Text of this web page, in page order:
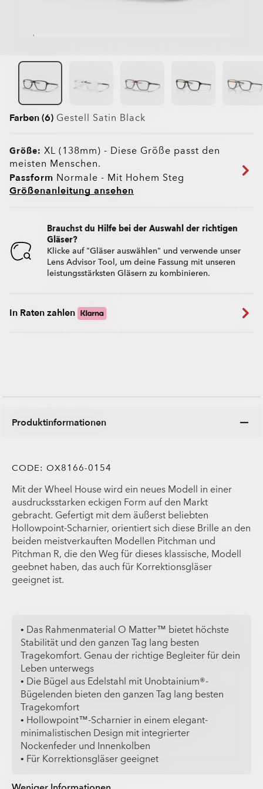
Farben (6) Gestell Satin Black
Größe: XL (138mm) - Diese Größe passt den
meisten Menschen.
Passform Normale - Mit Hohem Steg
Größenanleitung ansehen
Brauchst du Hilfe bei der Auswahl der richtigen
Gläser?
Klicke auf "Gläser auswählen" und verwende unser
Lens Advisor Tool, um deine Fassung mit unseren
leistungsstärksten Gläsern zu kombinieren.
In Raten zahlen
Produktinformationen
CODE: OX8166-0154
Mit der Wheel House wird ein neues Modell in einer
ausdrucksstarken eckigen Form auf den Markt
gebracht. Gefertigt mit dem äußerst beliebten
Hollowpoint-Scharnier, orientiert sich diese Brille an den
beiden meistverkauften Modellen Pitchman und
Pitchman R, die den Weg für dieses klassische, Modell
geebnet haben, das auch für Korrektionsgläser
geeignet ist.
• Das Rahmenmaterial O Matter™ bietet höchste
Stabilität und den ganzen Tag lang besten
Tragekomfort. Genau der richtige Begleiter für dein
Leben unterwegs
• Die Bügel aus Edelstahl mit Unobtainium®-
Bügelenden bieten den ganzen Tag lang besten
Tragekomfort
• Hollowpoint™-Scharnier in einem elegant-
minimalistischen Design mit integrierter
Nockenfeder und Innenkolben
• Für Korrektionsgläser geeignet